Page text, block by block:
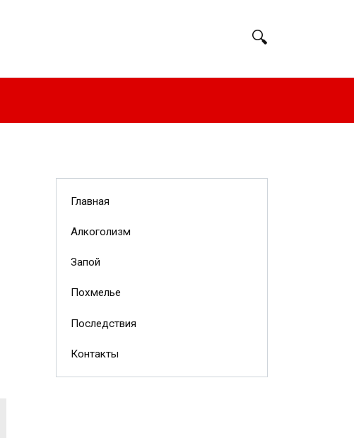
Главная
Алкоголизм
Запой
Похмелье
Последствия
Контакты